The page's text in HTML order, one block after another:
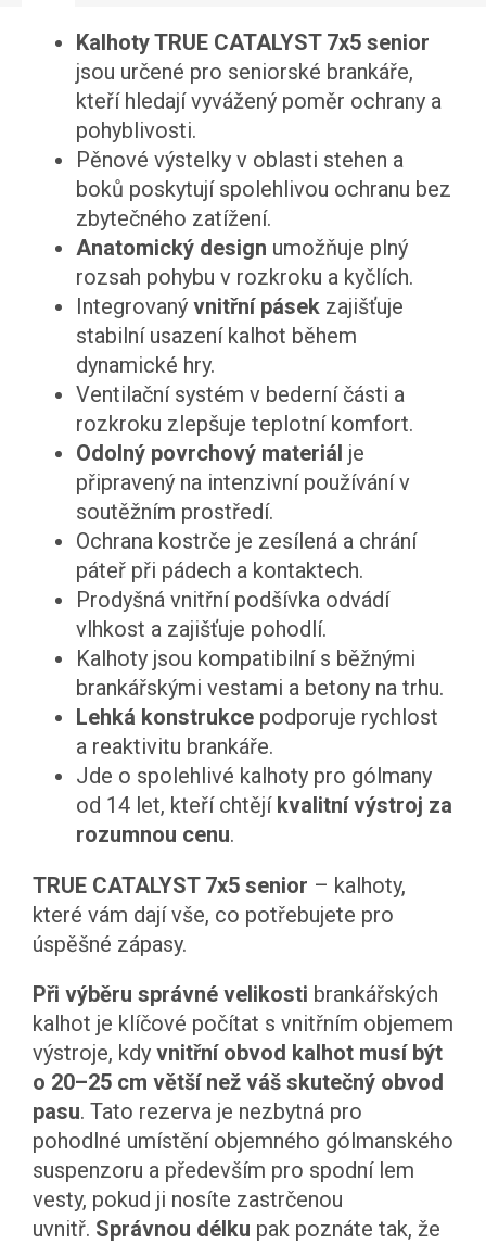
Kalhoty TRUE CATALYST 7x5 senior
jsou určené pro seniorské brankáře,
kteří hledají vyvážený poměr ochrany a
pohyblivosti.
Pěnové výstelky v oblasti stehen a
boků poskytují spolehlivou ochranu bez
zbytečného zatížení.
Anatomický design umožňuje plný
rozsah pohybu v rozkroku a kyčlích.
Integrovaný vnitřní pásek zajišťuje
stabilní usazení kalhot během
dynamické hry.
Ventilační systém v bederní části a
rozkroku zlepšuje teplotní komfort.
Odolný povrchový materiál je
připravený na intenzivní používání v
soutěžním prostředí.
Ochrana kostrče je zesílená a chrání
páteř při pádech a kontaktech.
Prodyšná vnitřní podšívka odvádí
vlhkost a zajišťuje pohodlí.
Kalhoty jsou kompatibilní s běžnými
brankářskými vestami a betony na trhu.
Lehká konstrukce podporuje rychlost
a reaktivitu brankáře.
Jde o spolehlivé kalhoty pro gólmany
od 14 let, kteří chtějí kvalitní výstroj za
rozumnou cenu.
TRUE CATALYST 7x5 senior – kalhoty,
které vám dají vše, co potřebujete pro
úspěšné zápasy.
Při výběru správné velikosti brankářských
kalhot je klíčové počítat s vnitřním objemem
výstroje, kdy vnitřní obvod kalhot musí být
o 20–25 cm větší než váš skutečný obvod
pasu. Tato rezerva je nezbytná pro
pohodlné umístění objemného gólmanského
suspenzoru a především pro spodní lem
vesty, pokud ji nosíte zastrčenou
uvnitř. Správnou délku pak poznáte tak, že